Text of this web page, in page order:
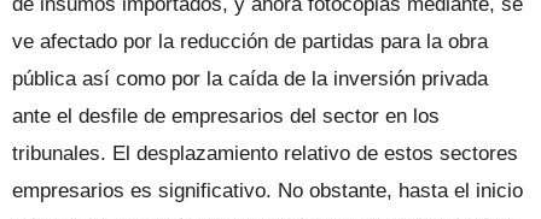
de insumos importados, y ahora fotocopias mediante, se
ve afectado por la reducción de partidas para la obra
pública así como por la caída de la inversión privada
ante el desfile de empresarios del sector en los
tribunales. El desplazamiento relativo de estos sectores
empresarios es significativo. No obstante, hasta el inicio